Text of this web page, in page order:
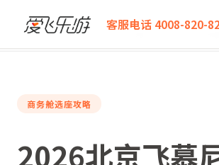
客服电话 4008-820-
爱飞乐游
2026北京飞慕尼黑商务舱攻略：谁家座位值得
商务舱选座攻略
2026北京飞慕